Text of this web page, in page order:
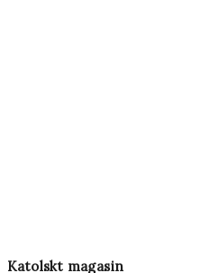
Katolskt magasin